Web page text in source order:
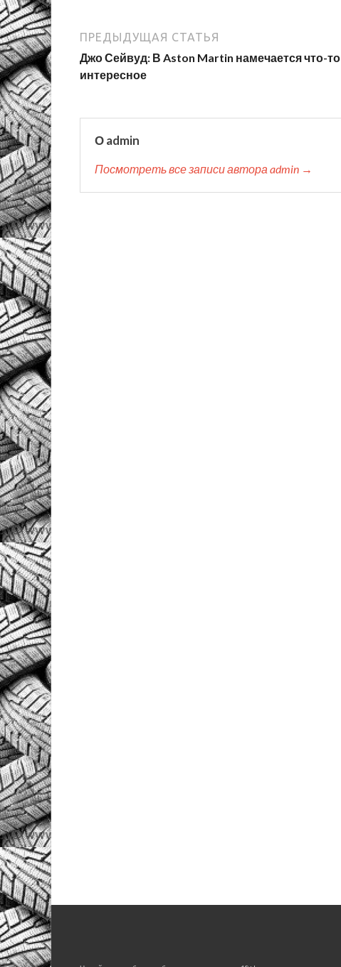
ПРЕДЫДУЩАЯ СТАТЬЯ
Джо Сейвуд: В Aston Martin намечается что-то
интересное
О admin
Посмотреть все записи автора admin →